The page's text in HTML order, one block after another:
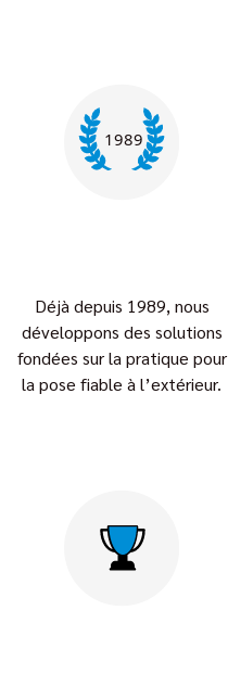
Déjà depuis 1989, nous
développons des solutions
fondées sur la pratique pour
la pose fiable à l’extérieur.